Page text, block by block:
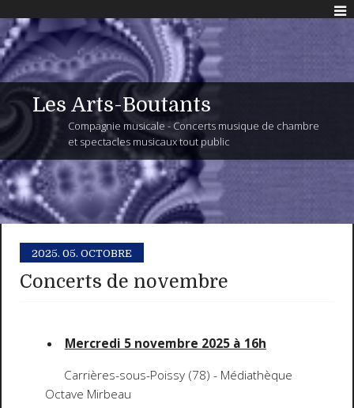
Les Arts-Boutants
Compagnie musicale - Concerts musique de chambre
et spectacles musicaux tout public
2025. 05. OCTOBRE
Concerts de novembre
Mercredi 5 novembre 2025 à 16h
Carrières-sous-Poissy (78) - Médiathèque
Octave Mirbeau